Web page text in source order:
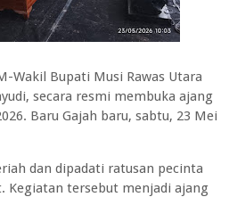
Wakil Bupati Musi Rawas Utara
secara resmi membuka ajang
Baru Gajah baru, sabtu, 23 Mei
dan dipadati ratusan pecinta
Kegiatan tersebut menjadi ajang